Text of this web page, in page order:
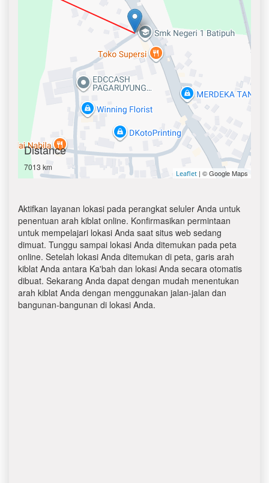
Distance
7013 km
Leaflet | © Google Maps
Aktifkan layanan lokasi pada perangkat seluler Anda untuk
penentuan arah kiblat online. Konfirmasikan permintaan
untuk mempelajari lokasi Anda saat situs web sedang
dimuat. Tunggu sampai lokasi Anda ditemukan pada peta
online. Setelah lokasi Anda ditemukan di peta, garis arah
kiblat Anda antara Ka'bah dan lokasi Anda secara otomatis
dibuat. Sekarang Anda dapat dengan mudah menentukan
arah kiblat Anda dengan menggunakan jalan-jalan dan
bangunan-bangunan di lokasi Anda.